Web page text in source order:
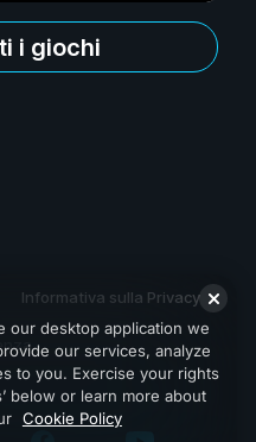
i giochi
Informativa sulla Privacy
our desktop application we
our services, analyze
to you. Exercise your rights
below or learn more about
Cookie Policy